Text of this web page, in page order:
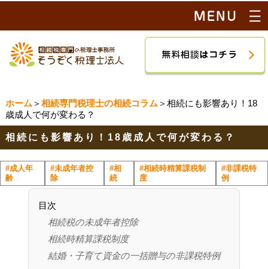
ホーム ＞ 相続専門税理士の相続コラム ＞相続にも影響あり！18
歳成人で何が変わる？
相続にも影響あり！18歳成人で何が変わる？
#成人年
齢
#未成年者控
除
#相
続
#相続時精算課税制
度
#非課税特
例
目次
相続税の未成年者控除
相続時精算課税制度
結婚・子育て資金の一括贈与の非課税特例